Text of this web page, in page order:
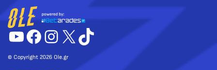
YouTube
Facebook
Instagram
X TikTok
© Copyright 2026 Ole.gr